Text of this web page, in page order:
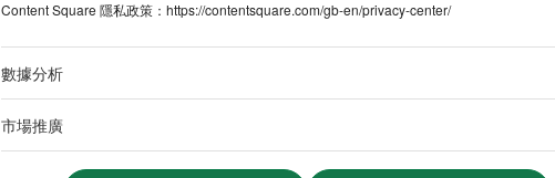
Content Square 隱私政策： https://contentsquare.com/gb-en/privacy-center/
數據分析
市場推廣